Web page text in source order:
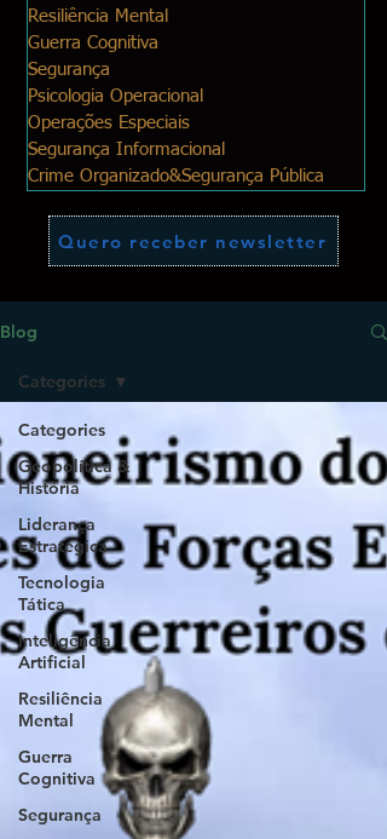
Resiliência Mental
Guerra Cognitiva
Segurança
Psicologia Operacional
Operações Especiais
Segurança Informacional
Crime Organizado&Segurança Pública
Quero receber newsletter
Blog
Categories
Geopolítica &
História
Liderança
Estratégica
Tecnologia
Tática
Inteligência
Artificial
Resiliência
Mental
Guerra
Cognitiva
Segurança
Categories